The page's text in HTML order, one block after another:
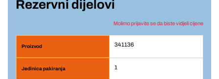
Rezervni dijelovi
Molimo prijavite se da biste vidjeli cijene
341136
1